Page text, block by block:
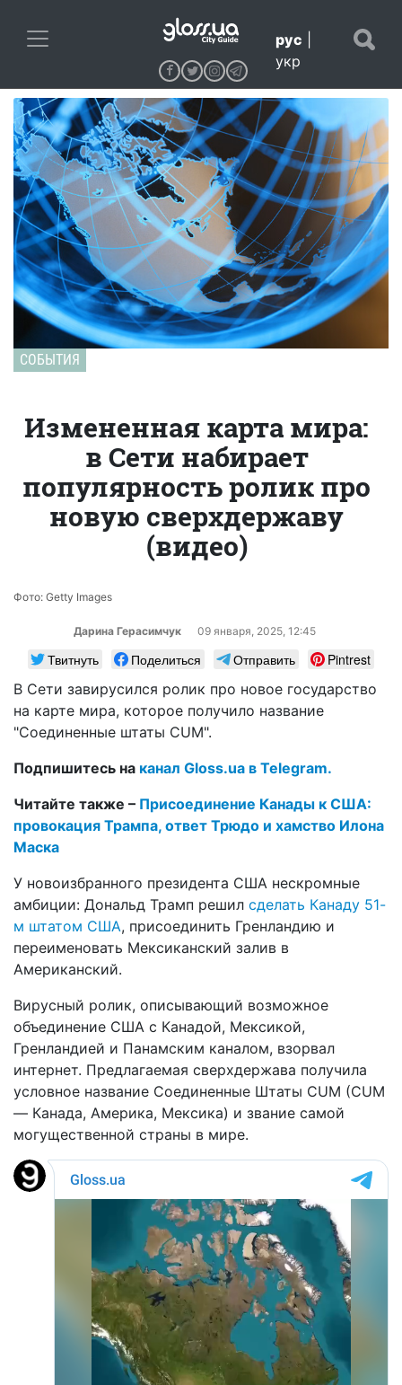
рус
укр
СОБЫТИЯ
Измененная карта мира:
в Сети набирает
популярность ролик про
новую сверхдержаву
(видео)
Фото: Getty Images
Дарина Герасимчук 09 января, 2025, 12:45
Твитнуть Поделиться Отправить
Pintrest
В Сети завирусился ролик про новое государство
на карте мира, которое получило название
"Соединенные штаты CUM".
Подпишитесь на канал Gloss.ua в Telegram.
Читайте также – Присоединение Канады к США:
провокация Трампа, ответ Трюдо и хамство Илона
Маска
У новоизбранного президента США нескромные
амбиции: Дональд Трамп решил сделать Канаду 51-
м штатом США, присоединить Гренландию и
переименовать Мексиканский залив в
Американский.
Вирусный ролик, описывающий возможное
объединение США с Канадой, Мексикой,
Гренландией и Панамским каналом, взорвал
интернет. Предлагаемая сверхдержава получила
условное название Соединенные Штаты CUM (CUM
— Канада, Америка, Мексика) и звание самой
могущественной страны в мире.